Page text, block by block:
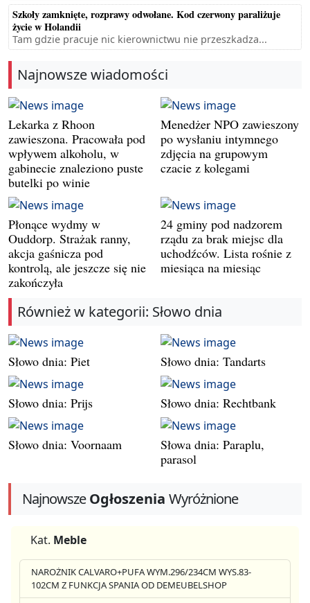
Szkoły zamknięte, rozprawy odwołane. Kod czerwony paraliżuje
życie w Holandii
Tam gdzie pracuje nic kierownictwu nie przeszkadza...
Najnowsze wiadomości
Lekarka z Rhoon
zawieszona. Pracowała pod
wpływem alkoholu, w
gabinecie znaleziono puste
butelki po winie
Menedżer NPO zawieszony
po wysłaniu intymnego
zdjęcia na grupowym
czacie z kolegami
Płonące wydmy w
Ouddorp. Strażak ranny,
akcja gaśnicza pod
kontrolą, ale jeszcze się nie
zakończyła
24 gminy pod nadzorem
rządu za brak miejsc dla
uchodźców. Lista rośnie z
miesiąca na miesiąc
Również w kategorii: Słowo dnia
Słowo dnia: Piet Słowo dnia: Tandarts
Słowo dnia: Prijs Słowo dnia: Rechtbank
Słowo dnia: Voornaam
Słowa dnia: Paraplu,
parasol
NajnowszeOgłoszenia Wyróżnione
Kat. Meble
NAROŻNIK CALVARO+PUFA WYM.296/234CM WYS.83-
102CM Z FUNKCJA SPANIA OD DEMEUBELSHOP